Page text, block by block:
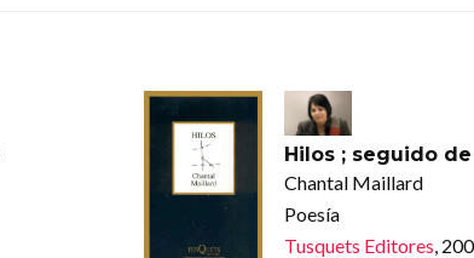
Hilos ; seguido
Chantal Maillard
Poesía
Tusquets Editores,